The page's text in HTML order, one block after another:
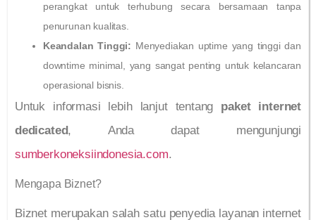
perangkat untuk terhubung secara bersamaan tanpa
penurunan kualitas.
Keandalan Tinggi: Menyediakan uptime yang tinggi dan
downtime minimal, yang sangat penting untuk kelancaran
operasional bisnis.
Untuk informasi lebih lanjut tentang paket internet
dedicated, Anda dapat mengunjungi
sumberkoneksiindonesia.com.
Mengapa Biznet?
Biznet merupakan salah satu penyedia layanan internet